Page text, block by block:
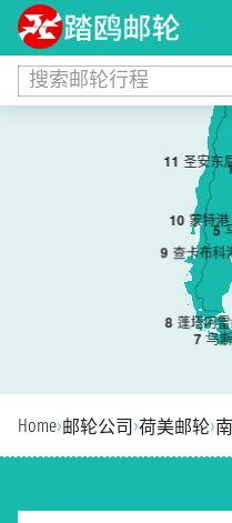
搜索邮轮行程
5
7 乌
8 蓬塔阿
9 查卡布科
10 蒙特港
11 圣安东
Home›邮轮公司 ›荷美邮轮›